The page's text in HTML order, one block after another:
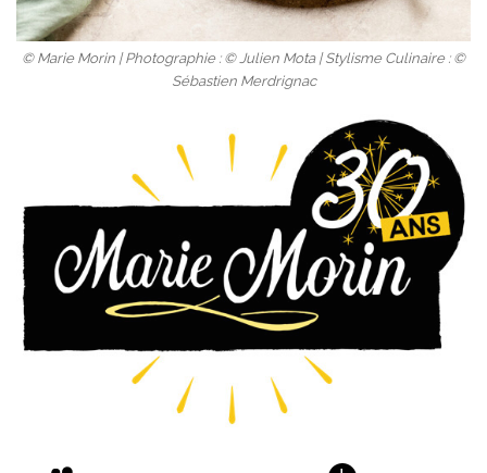
© Marie Morin | Photographie : © Julien Mota | Stylisme Culinaire : ©
Sébastien Merdrignac